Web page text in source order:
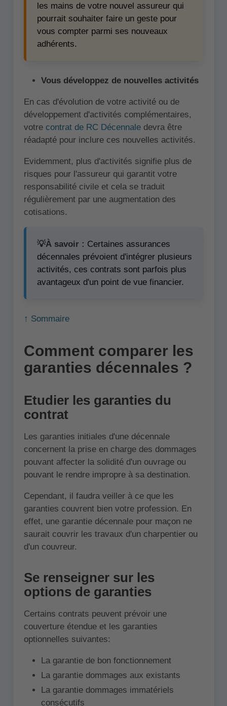
les mains de votre nouvel assureur qui
pourrait souhaiter faire un geste pour
vous compter parmi ses nouveaux
adhérents.
Vous développez de nouvelles activités
En cas d'évolution de votre activité ou de
développement d'activités complémentaires,
votre contrat de RC Décennaledevra être
réadapté pour inclure ces nouvelles activités.
Evidemment, plus d'activités signifie plus de
risques pour l'assureur qui garantit votre
responsabilité civile et cela se traduit
régulièrement par une augmentation des
cotisations.
💡À savoir : Certaines assurances
décennales prévoient d'intégrer plusieurs
activités, ces contrats sont parfois plus
avantageux d'un point de vue financier.
↑ Sommaire
Comment comparer les
garanties décennales ?
Etudier les garanties du
contrat
Les garanties initiales d'une décennale
concernent la prise en charge des dommages
pouvant affecter la solidité d'un ouvrage ou
pouvant le rendre impropre à sa destination.
Cependant, il faudra veiller à ce que les
garanties couvrent bien votre profession. En
effet, une garantie décennale pour maçon ne
saurait couvrir les travaux d'un charpentier ou
d'un couvreur.
Se renseigner sur les
options de garanties
Certains contrats peuvent prévoir une
couverture étendue et les garanties
optionnelles suivantes:
La garantie de bon fonctionnement
La garantie dommages aux existants
La garantie dommages immatériels
consécutifs